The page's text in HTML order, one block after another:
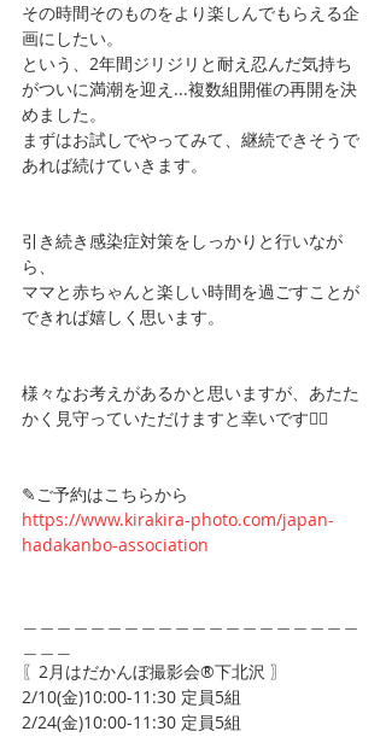
その時間そのものをより楽しんでもらえる企
画にしたい。
という、2年間ジリジリと耐え忍んだ気持ち
がついに満潮を迎え...複数組開催の再開を決
めました。
まずはお試しでやってみて、継続できそうで
あれば続けていきます。
引き続き感染症対策をしっかりと行いなが
ら、
ママと赤ちゃんと楽しい時間を過ごすことが
できれば嬉しく思います。
様々なお考えがあるかと思いますが、あたた
かく見守っていただけますと幸いです🙇‍♀️
✎ご予約はこちらから
https://www.kirakira-photo.com/japan-
hadakanbo-association
〖2月はだかんぼ撮影会®︎下北沢 〗
2/10(金)10:00-11:30 定員5組
2/24(金)10:00-11:30 定員5組